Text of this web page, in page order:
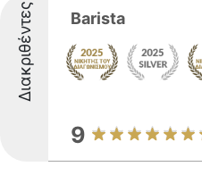
Διακριθέντες Barista
9